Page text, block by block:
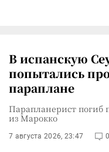
В испанскую
попытались
параплане
Парапланерист погиб
из Марокко
7 августа 2026, 23:47 0